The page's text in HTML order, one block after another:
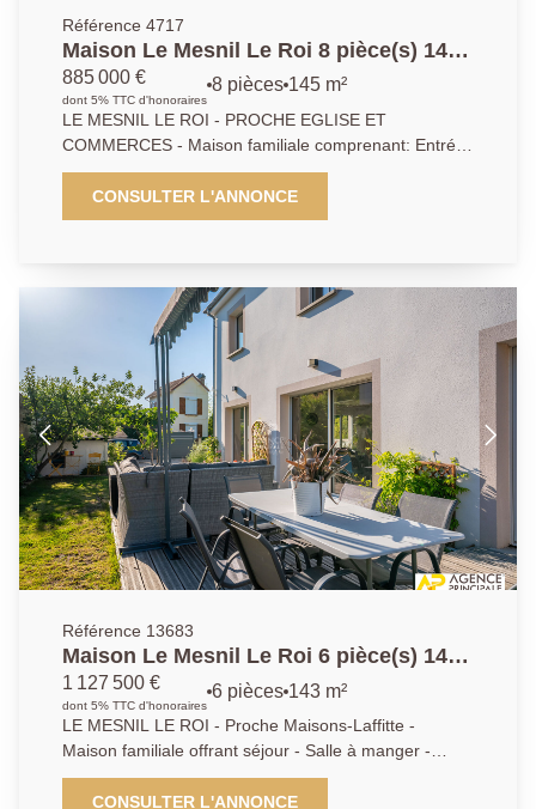
Référence 4717
Maison Le Mesnil Le Roi 8 pièce(s) 145
m2
885 000 €
dont 5% TTC d'honoraires
8 pièces 145 m²
LE MESNIL LE ROI - PROCHE EGLISE ET
COMMERCES - Maison familiale comprenant: Entrée,
séjour double avec cheminée donnant sur jardin,
cuisine aménagée. A l'étage 3 chambres, salle de
bains, wc, suite parentale avec salle d'eau et très jolie
moto, pièce pouvant être un bureau ou chambre
d'amis. 2 grandes caves et dégagements. Joli terrain
de 375 m² . EXCLUSIVITE; AP.01.39.62.04.04
CONSULTER L'ANNONCE
Référence 13683
Maison Le Mesnil Le Roi 6 pièce(s) 143
m2 - 4 chambres
1 127 500 €
dont 5% TTC d'honoraires
6 pièces 143 m²
LE MESNIL LE ROI - Proche Maisons-Laffitte -
Maison familiale offrant séjour - Salle à manger -
Cuisine dinatoire - 4 chambres - bureau - Salle de
bains - 2 salles d'eau - Sous sol total et dependance-
CONSULTER L'ANNONCE